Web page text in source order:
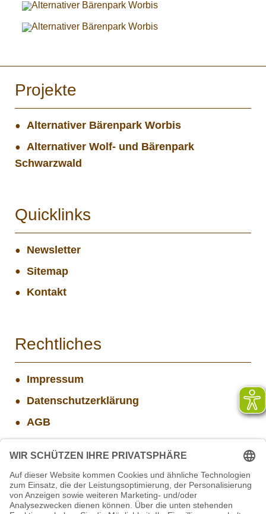
Projekte
Alternativer Bärenpark Worbis
Alternativer Wolf- und Bärenpark
Schwarzwald
Quicklinks
Newsletter
Sitemap
Kontakt
Rechtliches
Impressum
Datenschutzerklärung
AGB
Widerrufsbelehrung